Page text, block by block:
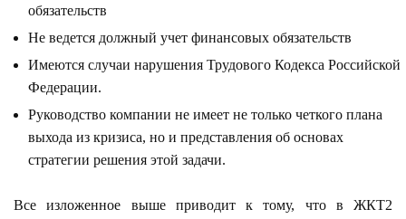
обязательств
Не ведется должный учет финансовых обязательств
Имеются случаи нарушения Трудового Кодекса Российской
Федерации.
Руководство компании не имеет не только четкого плана
выхода из кризиса, но и представления об основах
стратегии решения этой задачи.
Все изложенное выше приводит к тому, что в ЖКТ2